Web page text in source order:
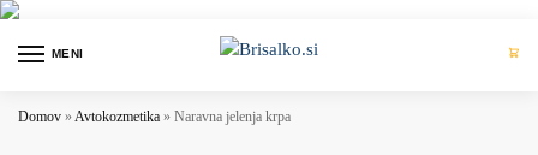
MENI
Domov »Avtokozmetika » Naravna jelenja krpa